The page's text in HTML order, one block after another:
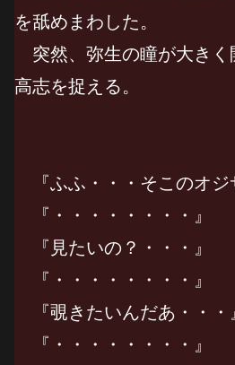
を舐めまわした。
突然、弥生の瞳が大きく
高志を捉える。
『ふふ・・・そこのオジ
『・・・・・・・・』
『見たいの？・・・』
『・・・・・・・・』
『覗きたいんだあ・・・
『・・・・・・・・』